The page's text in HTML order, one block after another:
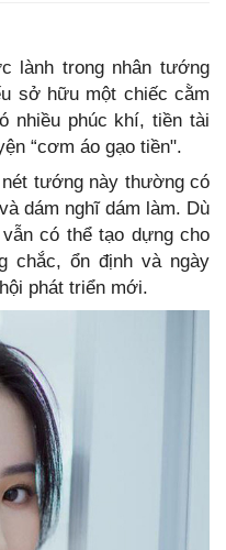
lành trong nhân tướng
sở hữu một chiếc cằm
nhiều phúc khí, tiền tài
“cơm áo gạo tiền".
tướng này thường có
dám nghĩ dám làm. Dù
có thể tạo dựng cho
chắc, ổn định và ngày
phát triển mới.